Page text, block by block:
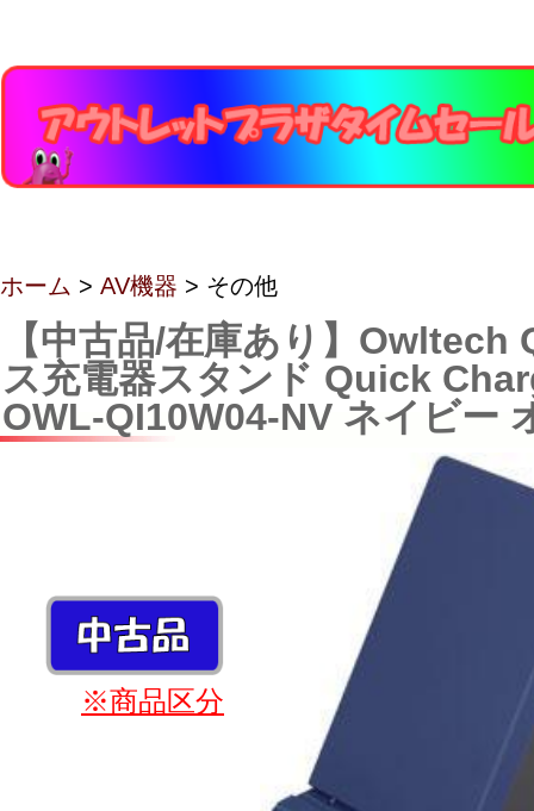
ホーム > AV機器 > その他
【中古品/在庫あり】Owltech
ス充電器スタンド Quick
OWL-QI10W04-NV ネイビー
※商品区分